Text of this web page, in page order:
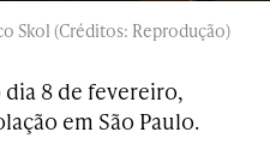
Skol (Créditos: Reprodução)
dia 8 de fevereiro,
em São Paulo.